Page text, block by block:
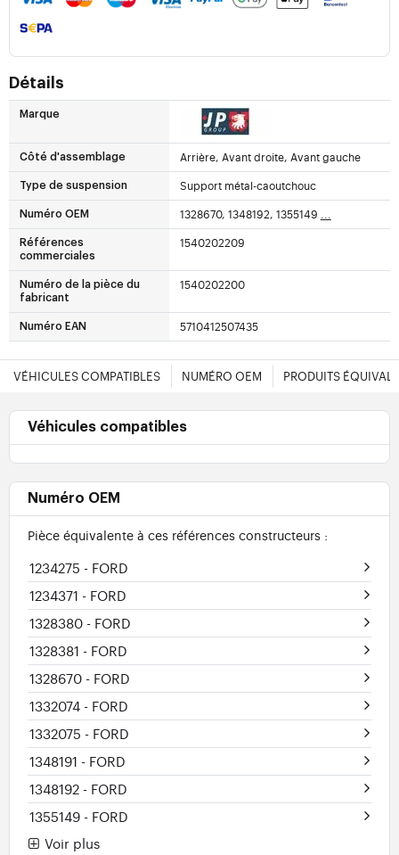
Détails
Marque
Côté d'assemblage Arrière, Avant droite, Avant gauche
Type de suspension Support métal-caoutchouc
Numéro OEM 1328670, 1348192, 1355149 ...
Références
commerciales
1540202209
Numéro de la pièce du
fabricant
1540202200
Numéro EAN 5710412507435
VÉHICULES COMPATIBLES NUMÉRO OEM PRODUITS
Véhicules compatibles
Numéro OEM
Pièce équivalente à ces références constructeurs :
1234275 - FORD
1234371 - FORD
1328380 - FORD
1328381 - FORD
1328670 - FORD
1332074 - FORD
1332075 - FORD
1348191 - FORD
1348192 - FORD
1355149 - FORD
Voir plus